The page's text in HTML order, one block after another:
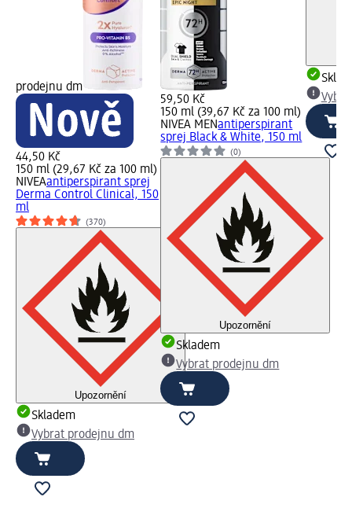
prodejnu dm
44,50 Kč
150 ml (29,67 Kč za 100 ml)
NIVEAantiperspirant sprej
Derma Control Clinical, 150
ml
(370)
Upozornění
Skladem
Vybrat prodejnu dm
59,50 Kč
150 ml (39,67 Kč za 100 ml)
NIVEA MENantiperspirant
sprej Black & White, 150 ml
(0)
Upozornění
Skladem
Vybrat prodejnu dm